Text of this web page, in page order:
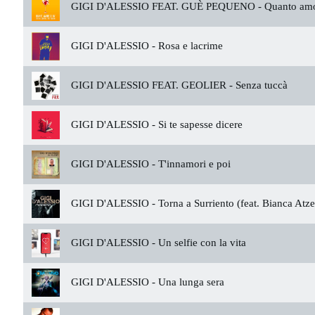
GIGI D'ALESSIO FEAT. GUÈ PEQUENO - Quanto
GIGI D'ALESSIO - Rosa e lacrime
GIGI D'ALESSIO FEAT. GEOLIER - Senza tuccà
GIGI D'ALESSIO - Si te sapesse dicere
GIGI D'ALESSIO - T'innamori e poi
GIGI D'ALESSIO - Torna a Surriento (feat. Bianca
GIGI D'ALESSIO - Un selfie con la vita
GIGI D'ALESSIO - Una lunga sera